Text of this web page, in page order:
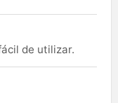
de utilizar.